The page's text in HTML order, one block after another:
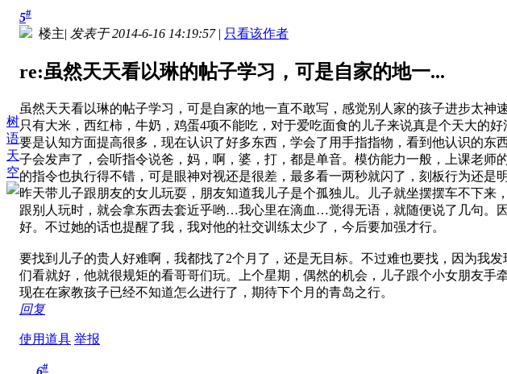
树
语
天
空
5#
楼主| 发表于 2014-6-16 14:19:57 | 只看该作者
re:虽然天天看以琳的帖子学习，可是自家的地一...
虽然天天看以琳的帖子学习，可是自家的地一直不敢写，感觉别人家的孩子进步太
只有大米，西红柿，牛奶，鸡蛋4项不能吃，对于爱吃面食的儿子来说真是个天大的
要是认知方面提高很多，现在认识了好多东西，学会了用手指指物，看到他认识的
子会发声了，会听指令说爸，妈，啊，婆，打，都是单音。模仿能力一般，上课老
的指令也执行得不错，可是眼神对视还是很差，最多看一两秒就闪了，刻板行为还是
昨天带儿子跟朋友的女儿玩耍，朋友知道我儿子是个孤独儿。儿子就坐摆摆车不下
跟别人玩时，就会拿东西去套近乎哟…我心里在滴血…觉得无语，就随便说了几句。
好。不过她的话也提醒了我，我对他的社交训练太少了，今后要加强才行。
要找到儿子的贵人好难啊，我都找了2个月了，还是无目标。不过难也要找，因为我
们看就好，他就很规矩的看哥哥们玩。上个星期，偶然的机会，儿子跟个小女朋友手
现在在家教孩子已经不知道怎么进行了，期待下个月的青岛之行。
回复
使用道具 举报
#